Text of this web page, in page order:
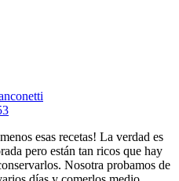
esas recetas! La verdad es
pero están tan ricos que hay
Nosotra probamos de